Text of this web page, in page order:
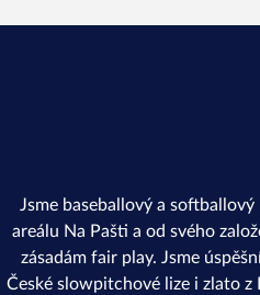
Jsme baseballový a
areálu Na Pašti a od svého
zásadám fair play. Jsme
České slowpitchové lize i zlato z